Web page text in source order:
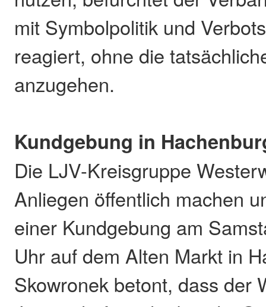
mit Symbolpolitik und
reagiert, ohne die
anzugehen.
Kundgebung in
Die LJV-Kreisgruppe
Anliegen öffentlich machen
einer Kundgebung am
Uhr auf dem Alten Markt in
Skowronek betont, dass der